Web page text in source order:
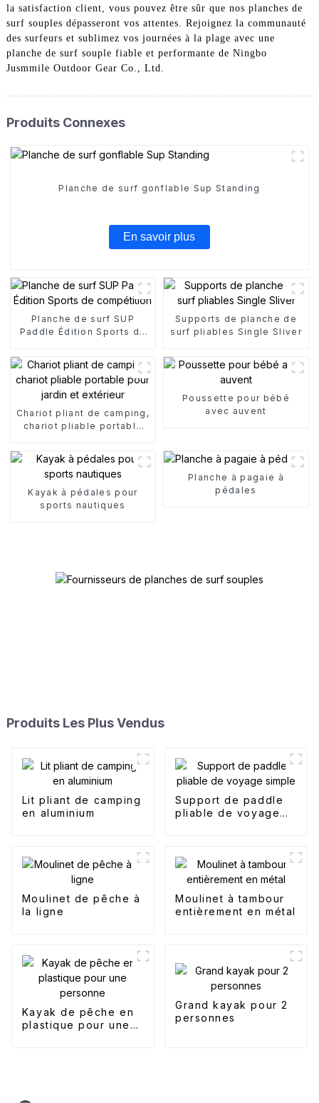
la satisfaction client, vous pouvez être sûr que nos planches de
surf souples dépasseront vos attentes. Rejoignez la communauté
des surfeurs et sublimez vos journées à la plage avec une
planche de surf souple fiable et performante de Ningbo
Jusmmile Outdoor Gear Co., Ltd.
Produits Connexes
Planche de surf gonflable Sup Standing
En savoir plus
Planche de surf SUP
Paddle Édition Sports de
Supports de planche de
surf pliables Single Sliver
Chariot pliant de camping,
chariot pliable portable
Poussette pour bébé
avec auvent
Kayak à pédales pour
sports nautiques
Planche à pagaie à
pédales
Produits Les Plus Vendus
Lit pliant de camping
en aluminium
Support de paddle
pliable de voyage
Moulinet de pêche à
la ligne
Moulinet à tambour
entièrement en métal
Kayak de pêche en
plastique pour une
Grand kayak pour 2
personnes